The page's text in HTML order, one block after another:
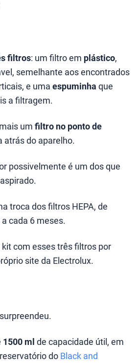
filtros: um filtro em plástico,
semelhante aos encontrados
e uma espuminha que
a filtragem.
um filtro no ponto de
atrás do aparelho.
possivelmente é um dos que
troca dos filtros HEPA, de
cada 6 meses.
com esses três filtros por
site da Electrolux.
1500 ml de capacidade útil, em
do Black and